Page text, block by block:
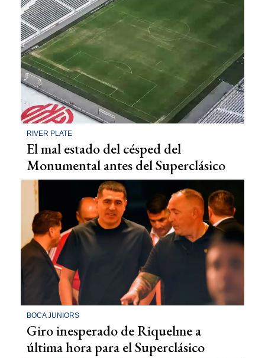
RIVER PLATE
El mal estado del césped del
Monumental antes del Superclásico
BOCA JUNIORS
Giro inesperado de Riquelme a
última hora para el Superclásico